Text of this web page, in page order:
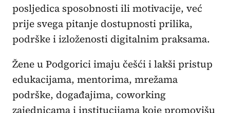
posljedica sposobnosti ili motivacije, već
prije svega pitanje dostupnosti prilika,
podrške i izloženosti digitalnim praksama.
Žene u Podgorici imaju češći i lakši pristup
edukacijama, mentorima, mrežama
podrške, događajima, coworking
zajednicama i institucijama koje promovišu